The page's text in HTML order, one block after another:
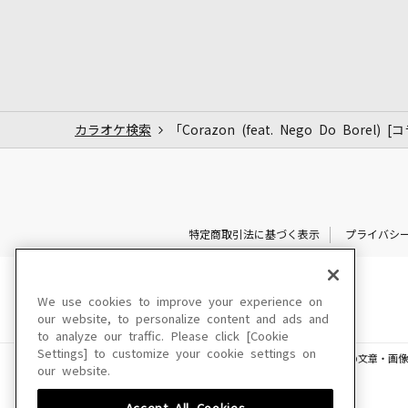
カラオケ検索 「Corazon (feat. Nego Do Borel) [コ
特定商取引法に基づく表示 プライバシ
このサイトに掲載されている一切の文章・画
We use cookies to improve your experience on
our website, to personalize content and ads and
to analyze our traffic. Please click [Cookie
Settings] to customize your cookie settings on
our website.